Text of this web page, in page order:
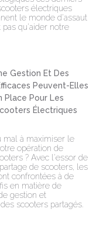
électriques
le monde d'assaut
pas qu'aider notre
Gestion Et Des
Peuvent-Elles
Place Pour Les
Électriques
mal à maximiser le
opération de
? Avec l'essor de
de scooters, les
confrontées à de
en matière de
gestion et
scooters partagés.